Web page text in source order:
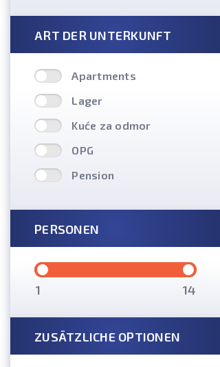
ART DER UNTERKUNFT
Apartments
Lager
Kuće za odmor
OPG
Pension
PERSONEN
ZUSÄTZLICHE OPTIONEN